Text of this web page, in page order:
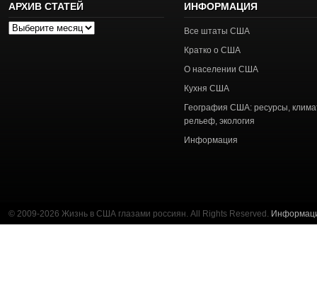
АРХИВ СТАТЕЙ
Архив
ИНФОРМАЦИЯ
Все штаты США
Кратко о США
О населении США
Кухня США
География США: ресурсы,
рельеф, экология
Информация
© 2009-2026 Жизнь в США глазами россиян. All Rights Reserved.